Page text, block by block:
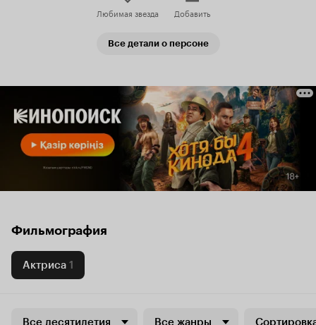
Любимая звезда Добавить
Все детали о персоне
Фильмография
Актриса 1
Все десятилетия Все жанры